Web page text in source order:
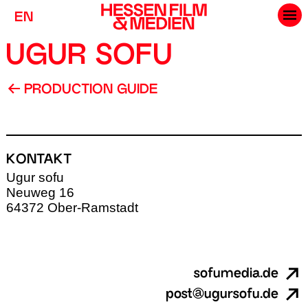
EN
UGUR SOFU
PRODUCTION GUIDE
KONTAKT
Ugur sofu
Neuweg 16
64372 Ober-Ramstadt
sofumedia.de
post@ugursofu.de